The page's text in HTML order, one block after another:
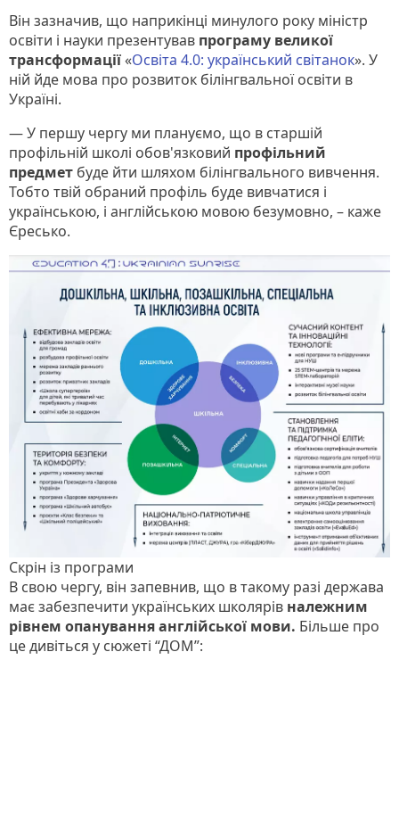
Він зазначив, що наприкінці минулого року міністр
освіти і науки презентував програму великої
трансформації«Освіта 4.0: український світанок». У
ній йде мова про розвиток білінгвальної освіти в
Україні.
— У першу чергу ми плануємо, що в старшій
профільній школі обов'язковий профільний
предмет буде йти шляхом білінгвального вивчення.
Тобто твій обраний профіль буде вивчатися і
українською, і англійською мовою безумовно, – каже
Єресько.
Скрін із програми
В свою чергу, він запевнив, що в такому разі держава
має забезпечити українських школярів належним
рівнем опанування англійської мови. Більше про
це дивіться у сюжеті “ДОМ”: